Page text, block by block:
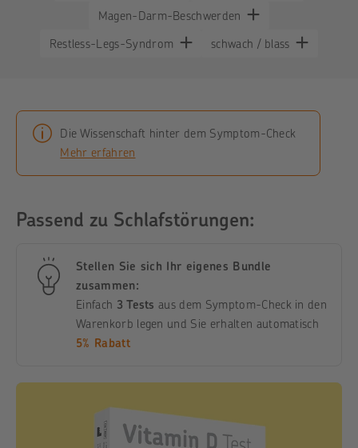
Magen-Darm-Beschwerden
Restless-Legs-Syndrom
schwach / blass
Passend zu Schlafstörungen:
Die Wissenschaft hinter dem Symptom-Check
Mehr erfahren
Stellen Sie sich Ihr eigenes Bundle
zusammen:
Einfach 3 Tests aus dem Symptom-Check in den
Warenkorb legen und Sie erhalten automatisch
5% Rabatt